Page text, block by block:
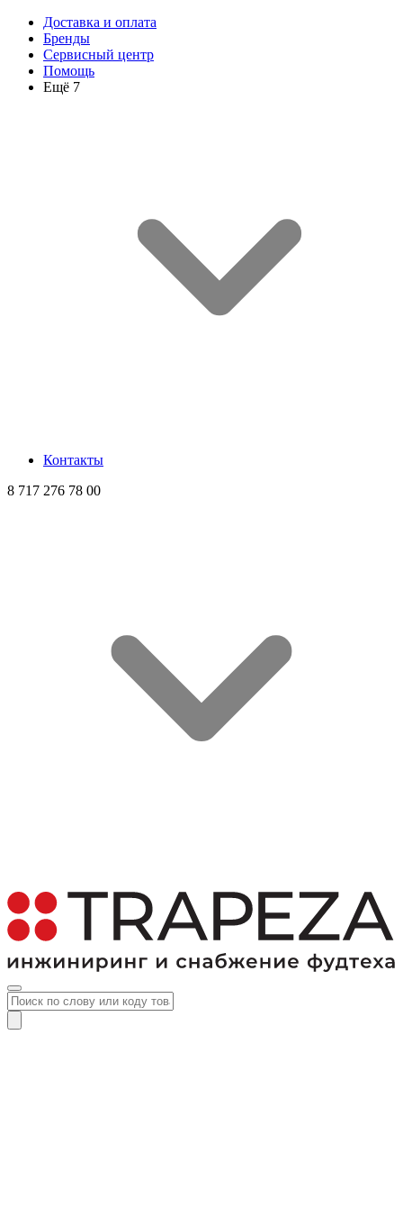
Доставка и оплата
Бренды
Сервисный центр
Помощь
Ещё 7
Контакты
8 717 276 78 00